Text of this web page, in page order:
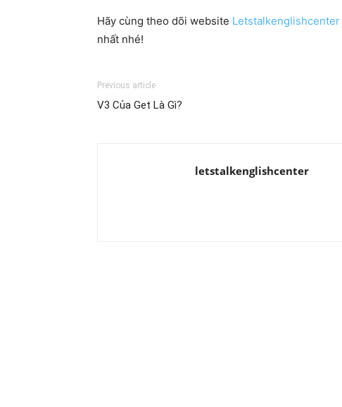
Hãy cùng theo dõi website Letstalkenglishcenter
nhất nhé!
Previous article
V3 Của Get Là Gì?
letstalkenglishcenter